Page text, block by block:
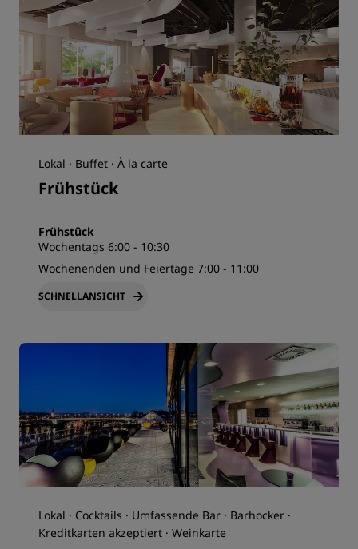
Lokal · Buffet · À la carte
Frühstück
Frühstück
Wochentags 6:00 - 10:30
Wochenenden und Feiertage 7:00 - 11:00
SCHNELLANSICHT
Lokal · Cocktails · Umfassende Bar · Barhocker ·
Kreditkarten akzeptiert · Weinkarte